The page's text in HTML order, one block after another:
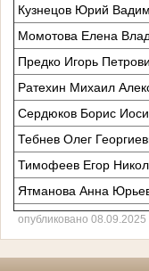
Кузнецов Юрий
Момотова Елена
Предко Игорь
Ратехин Михаил
Сердюков Борис
Тебнев Олег
Тимофеев Егор
Ятманова Анна
опубликовано